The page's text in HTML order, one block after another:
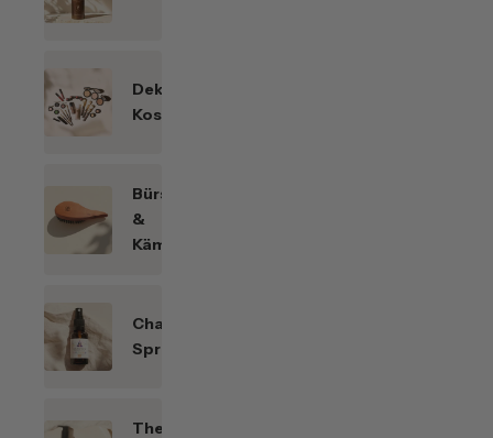
Dekorative
Kosmetik
Bürsten
&
Kämme
Chakren-
Sprays
Themen-